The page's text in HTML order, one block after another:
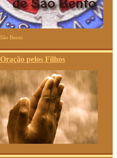
São Bento
Oração pelos Filhos